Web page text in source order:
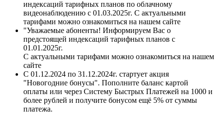
индексаций тарифных планов по облачному
видеонаблюдению с 01.03.2025г. С актуальными
тарифами можно ознакомиться на нашем сайте
"Уважаемые абоненты! Информируем Вас о
предстоящей индексаций тарифных планов с
01.01.2025г.
С актуальными тарифами можно ознакомиться на нашем
сайте
С 01.12.2024 по 31.12.2024г. стартует акция
"Новогодние бонусы". Пополните баланс картой
оплаты или через Систему Быстрых Платежей на 1000 и
более рублей и получите бонусом ещё 5% от суммы
платежа.